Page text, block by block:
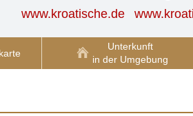
www.kroatische.de
Unterkunft
in der Umgebung